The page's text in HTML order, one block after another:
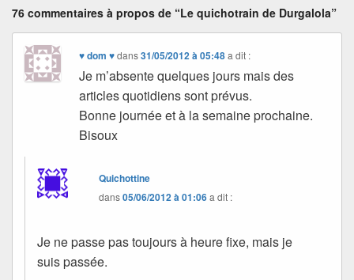
76 commentaires à propos de “Le quichotrain de Durgalola”
♥ dom ♥dans31/05/2012 à 05:48 a dit :
Je m’absente quelques jours mais des
articles quotidiens sont prévus.
Bonne journée et à la semaine prochaine.
Bisoux
Quichottine
dans05/06/2012 à 01:06a dit :
Je ne passe pas toujours à heure fixe, mais je
suis passée.